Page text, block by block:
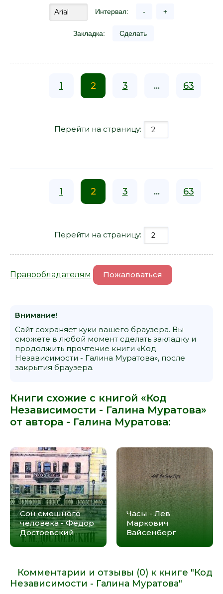
Интервал: - +
Закладка: Сделать
1 2 3 ... 63
Перейти на страницу:
1 2 3 ... 63
Перейти на страницу:
Правообладателям Пожаловаться
Внимание!
Сайт сохраняет куки вашего браузера. Вы
сможете в любой момент сделать закладку и
продолжить прочтение книги «Код
Независимости - Галина Муратова», после
закрытия браузера.
Книги схожие с книгой «Код
Независимости - Галина Муратова»
от автора - Галина Муратова:
Сон смешного
человека - Федор
Достоевский
Часы - Лев
Маркович
Вайсенберг
Комментарии и отзывы (0) к книге "Код
Независимости - Галина Муратова"